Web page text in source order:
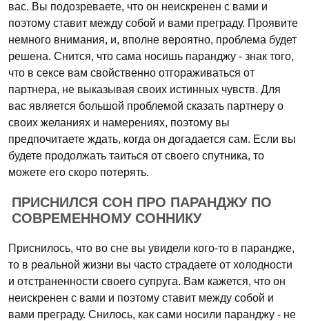
вас. Вы подозреваете, что он неискренен с вами и
поэтому ставит между собой и вами преграду. Проявите
немного внимания, и, вполне вероятно, проблема будет
решена. Снится, что сама носишь паранджу - знак того,
что в сексе вам свойственно отгораживаться от
партнера, не выказывая своих истинных чувств. Для
вас является большой проблемой сказать партнеру о
своих желаниях и намерениях, поэтому вы
предпочитаете ждать, когда он догадается сам. Если вы
будете продолжать таиться от своего спутника, то
можете его скоро потерять.
ПРИСНИЛСЯ СОН ПРО ПАРАНДЖУ ПО
СОВРЕМЕННОМУ СОННИКУ
Приснилось, что во сне вы увидели кого-то в парандже,
то в реальной жизни вы часто страдаете от холодности
и отстраненности своего супруга. Вам кажется, что он
неискренен с вами и поэтому ставит между собой и
вами преграду. Снилось, как сами носили паранджу - не